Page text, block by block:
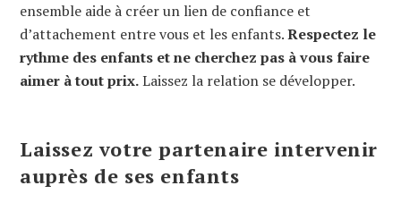
ensemble aide à créer un lien de confiance et
d’attachement entre vous et les enfants.Respectez le
rythme des enfants et ne cherchez pas à vous faire
aimer à tout prix.Laissez la relation se développer.
Laissez votre partenaire intervenir
auprès de ses enfants